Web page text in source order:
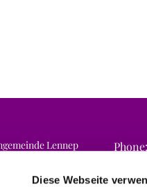
Diese Webseite
Lennep
Phone: